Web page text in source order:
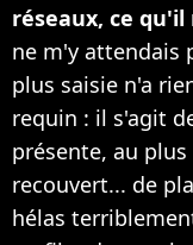
réseaux, ce
ne m'y attendais
plus saisie n'a
requin : il s'agit
présente, au
recouvert... de
hélas